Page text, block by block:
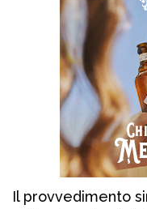
Il provvedimento